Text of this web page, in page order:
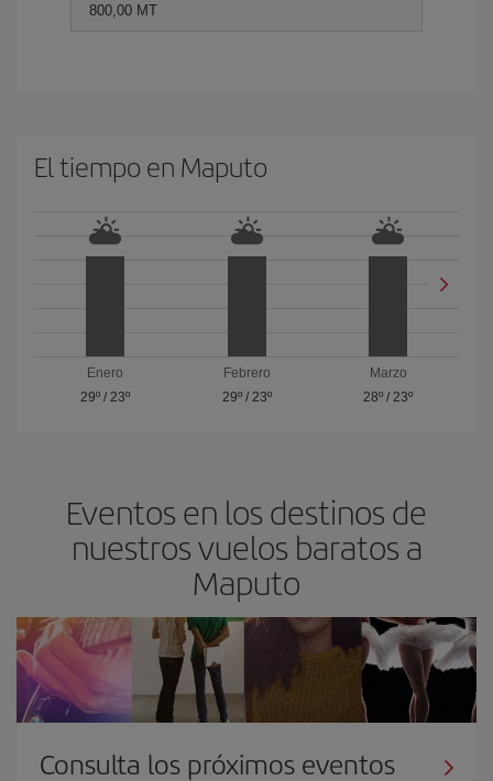
800,00 MT
El tiempo en Maputo
Enero
29º/ 23º
Febrero
29º/ 23º
Marzo
28º / 23º
Eventos en los destinos de
nuestros vuelos baratos a
Maputo
Consulta los próximos eventos